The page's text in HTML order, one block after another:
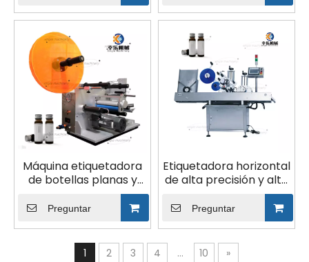
Máquina etiquetadora
de botellas planas y
botellas cuadradas
para productos de
Preguntar
Etiquetadora horizontal
de alta precisión y alta
Preguntar
1 2 3 4 ... 10 »